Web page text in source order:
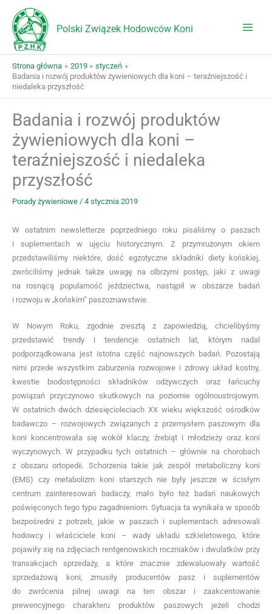
treści
Polski Związek Hodowców Koni
Strona główna 2019
styczeń
Badania i rozwój produktów żywieniowych dla koni – teraźniejszość i
niedaleka przyszłość
Badania i rozwój produktów
żywieniowych dla koni –
teraźniejszość i niedaleka
przyszłość
Porady żywieniowe / 4 stycznia 2019
W ostatnim newsletterze poprzedniego roku pisaliśmy o paszach
i suplementach w ujęciu historycznym. Z przymrużonym okiem
przedstawiliśmy niektóre, dość egzotyczne składniki diety końskiej,
zwróciliśmy jednak także uwagę na olbrzymi postęp, jaki z uwagi
na rosnącą popularność jeździectwa, nastąpił w obszarze badań
i rozwoju w „końskim” paszoznawstwie.
W Nowym Roku, zgodnie zresztą z zapowiedzią, chcielibyśmy
przedstawić trendy i tendencje ostatnich lat, którym nadal
podporządkowana jest istotna część najnowszych badań. Pozostają
nimi przede wszystkim zaburzenia rozwojowe i zdrowy układ kostny,
kwestie biodostępności składników odżywczych oraz łańcuchy
powiązań przyczynowo skutkowych na poziomie ogólnoustrojowym.
W ostatnich dwóch dziesięcioleciach XX wieku większość ośrodków
badawczo – rozwojowych związanych z przemysłem paszowym dla
koni koncentrowała się wokół klaczy, źrebiąt i młodzieży oraz koni
wyczynowych. W przypadku tych ostatnich – głównie na chorobach
z obszaru ortopedii. Schorzenia takie jak zespół metaboliczny koni
(EMS) czy metabolizm koni starszych nie były jeszcze w ścisłym
centrum zainteresowań badaczy, mało było też badań naukowych
poświęconych tego typu zagadnieniom. Sytuacja ta wynikała w sposób
bezpośredni z potrzeb, jakie w paszach i suplementach adresowali
hodowcy i właściciele koni – wady układu szkieletowego, które
pojawiły się na zdjęciach rentgenowskich roczniaków i dwulatków przy
transakcjach sprzedaży, a które znacznie zdewaluowały wartość
sprzedażową koni, zmusiły producentów pasz i suplementów
do zwrócenia pilnej uwagi na ten obszar i zaakcentowanie
prewencyjnego charakteru produktów paszowych jeżeli chodzi